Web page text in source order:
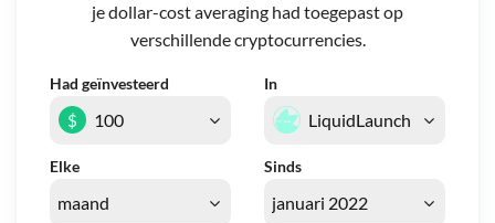
je dollar-cost averaging had toegepast op
verschillende cryptocurrencies.
Had geïnvesteerd In
Elke Sinds
$